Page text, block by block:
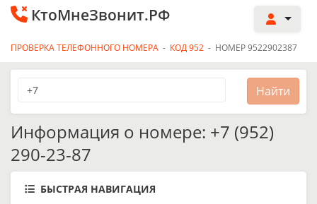
КтоМнеЗвонит.РФ
ПРОВЕРКА ТЕЛЕФОННОГО НОМЕРА - КОД 952 - НОМЕР 9522902387
Информация о номере: +7 (952)
290-23-87
БЫСТРАЯ НАВИГАЦИЯ